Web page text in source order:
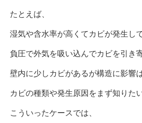
たとえば、
湿気や含水率が高くてカビが発生し
負圧で外気を吸い込んでカビを引き
壁内に少しカビがあるが構造に影響
カビの種類や発生原因をまず知りた
こういったケースでは、